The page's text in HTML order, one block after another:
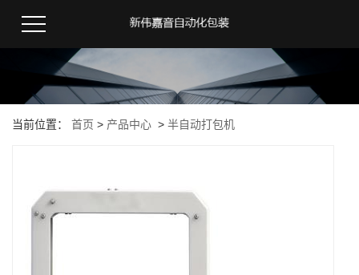
当前位置： 首页 > 产品中心 > 半自动打包机